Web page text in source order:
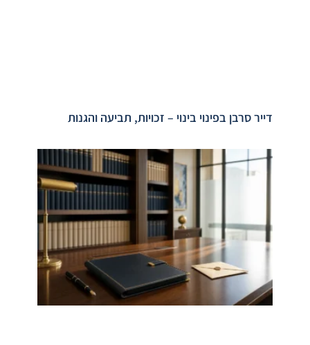
דייר סרבן בפינוי בינוי – זכויות, תביעה והגנות